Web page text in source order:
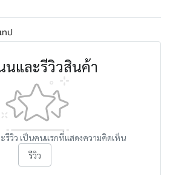
ทป
นและรีวิวสินค้า
รีวิว เป็นคนแรกที่แสดงความคิดเห็น
รีวิว